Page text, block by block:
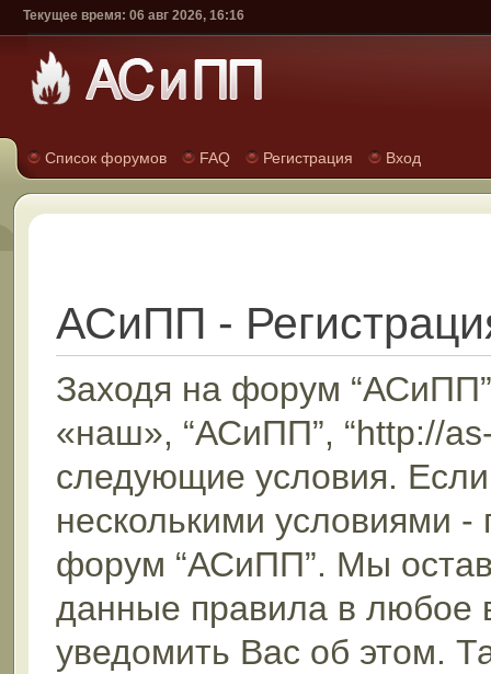
Текущее время: 06 авг 2026, 16:16
Список форумов FAQ Регистрация Вход
АСиПП -
Заходя на форум
«наш», “АСиПП”, “http://
следующие условия.
несколькими условиями -
форум “АСиПП”. Мы
данные правила в любое
уведомить Вас об этом.